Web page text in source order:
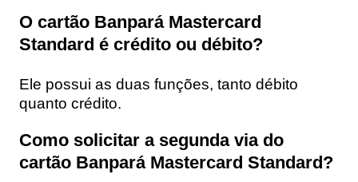
O cartão Banpará Mastercard
Standard é crédito ou débito?
Ele possui as duas funções, tanto débito
quanto crédito.
Como solicitar a segunda via do
cartão Banpará Mastercard Standard?